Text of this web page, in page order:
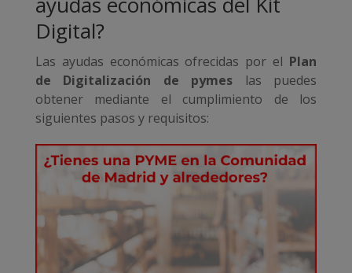
Digital?
Las ayudas económicas ofrecidas por el Plan
de Digitalización de pymes las puedes
obtener mediante el cumplimiento de los
siguientes pasos y requisitos: